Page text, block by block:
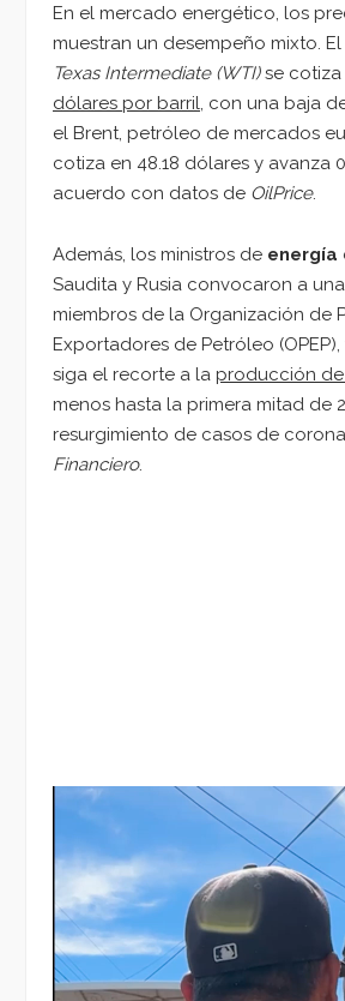
En el mercado energético, los
muestran un desempeño mixto.
Texas Intermediate (WTI)se cotiza
dólares por barril, con una baja
el Brent, petróleo de mercados
cotiza en 48.18 dólares y avanza
acuerdo con datos de OilPrice.
Además, los ministros de energía
Saudita y Rusia convocaron a
miembros de la Organización de
Exportadores de Petróleo
siga el recorte a la producción
menos hasta la primera mitad de
resurgimiento de casos de
Financiero.
Reproductor
vídeo